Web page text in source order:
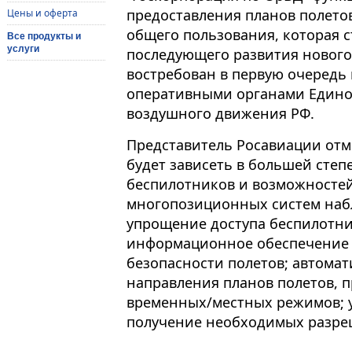
Цены и оферта
Все продукты и
услуги
предоставления планов
общего пользования, которая
последующего развития
востребован в первую
оперативными органами
воздушного движения РФ.
Представитель Росавиации
будет зависеть в большей
беспилотников и
многопозиционных систем
упрощение доступа
информационное
безопасности полетов;
направления планов полетов,
временных/местных режимов;
получение необходимых